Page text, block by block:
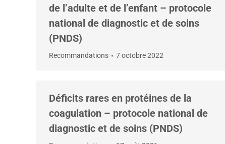
de l’adulte et de l’enfant – protocole
national de diagnostic et de soins
(PNDS)
Recommandations 7 octobre 2022
Déficits rares en protéines de la
coagulation – protocole national de
diagnostic et de soins (PNDS)